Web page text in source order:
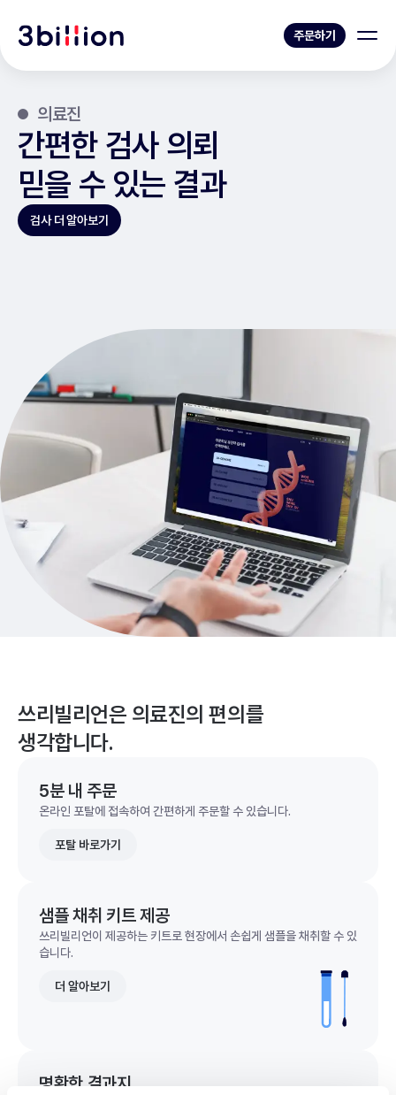
주문하기
의료진
간편한 검사 의뢰
믿을 수 있는 결과
검사 더 알아보기
쓰리빌리언은 의료진의 편의를
생각합니다.
5분 내 주문
온라인 포탈에 접속하여 간편하게 주문할 수 있습니다.
포탈 바로가기
샘플 채취 키트 제공
쓰리빌리언이 제공하는 키트로 현장에서 손쉽게 샘플을 채취할 수 있
습니다.
더 알아보기
명확한 결과지